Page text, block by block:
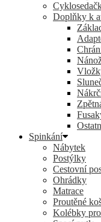
Doplňky k
Spinkání
Nábytek
Postýlky
Cestovní
Ohrádky
Matrace
Proutěné
Kolébky